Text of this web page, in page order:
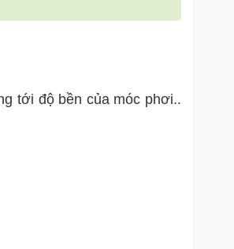
tới độ bền của móc phơi..